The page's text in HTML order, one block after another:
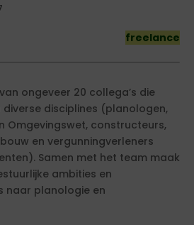
freelance
ongeveer 20 collega’s die
diverse disciplines (planologen,
Omgevingswet, constructeurs,
en vergunningverleners
Samen met het team maak
ambities en
naar planologie en